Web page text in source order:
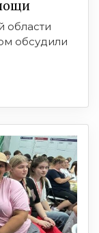
области
обсудили